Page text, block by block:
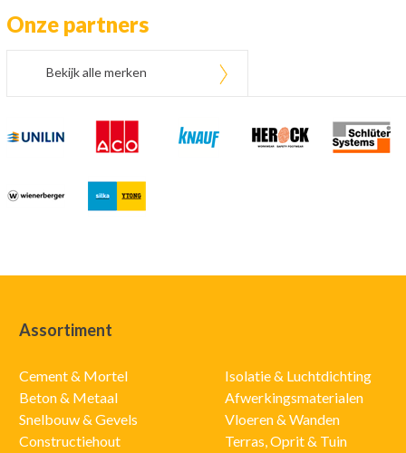
Onze partners
Bekijk alle merken
Assortiment
Cement & Mortel
Beton & Metaal
Snelbouw & Gevels
Constructiehout
Isolatie & Luchtdichting
Afwerkingsmaterialen
Vloeren & Wanden
Terras, Oprit & Tuin